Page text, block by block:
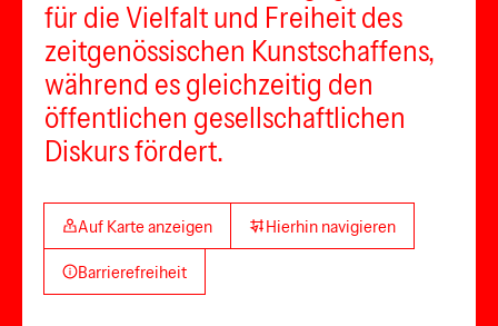
für die Vielfalt und Freiheit des
zeitgenössischen Kunstschaffens,
während es gleichzeitig den
öffentlichen gesellschaftlichen
Diskurs fördert.
Auf Karte anzeigen Hierhin navigieren
Barrierefreiheit